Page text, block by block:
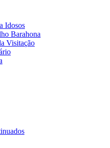
Idosos
Barahona
Visitação